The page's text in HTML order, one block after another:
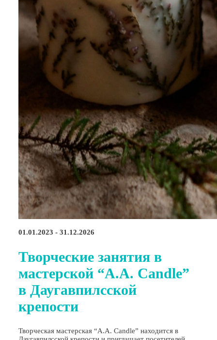
01.01.2023 - 31.12.2026
Творческие занятия в
мастерской “A.A. Candle”
в Даугавпилсской
крепости
Творческая мастерская “A.A. Candle” находится в